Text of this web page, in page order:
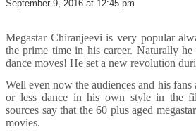
September 9, 2016 at 12:45 pm
Megastar Chiranjeevi is very popular
the prime time in his career. Naturally
dance moves! He set a new revolution
Well even now the audiences and his
or less dance in his own style in the
sources say that the 60 plus aged
movies.